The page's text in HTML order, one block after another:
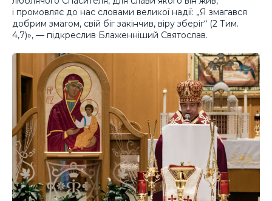
і промовляє до нас словами великої надії: „Я змагався
добрим змагом, свій біг закінчив, віру зберіг“ (2 Тим.
4,7)», — підкреслив Блаженніший Святослав.